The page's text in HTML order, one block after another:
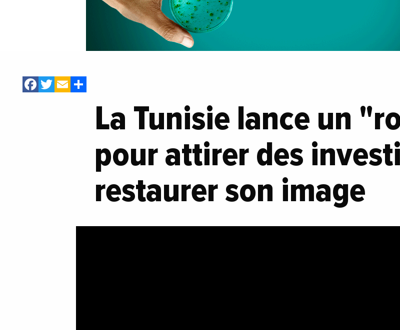
Facebook
Twitter
Email
La Tunisie lance un
pour attirer des
restaurer son image